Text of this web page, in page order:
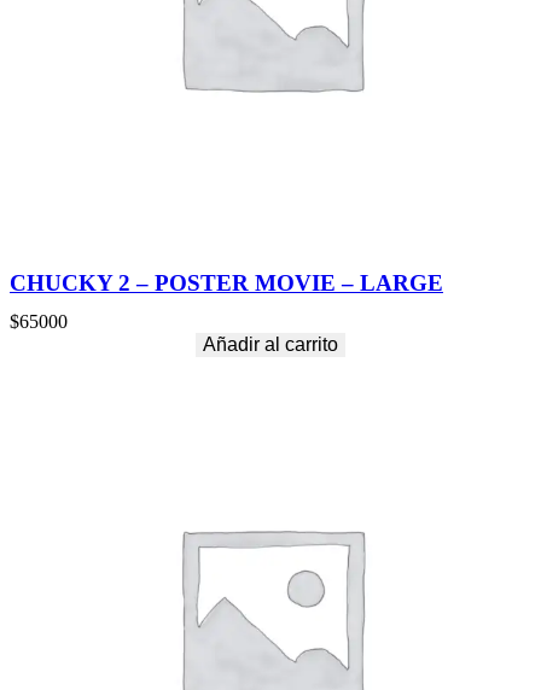
CHUCKY 2 – POSTER MOVIE – LARGE
$65000
Añadir al carrito